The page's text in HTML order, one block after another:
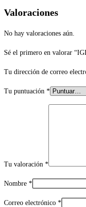
Valoraciones
No hay valoraciones aún.
Sé el primero en valorar
Tu dirección de correo
Tu puntuación *
Tu valoración *
Nombre *
Correo electrónico *